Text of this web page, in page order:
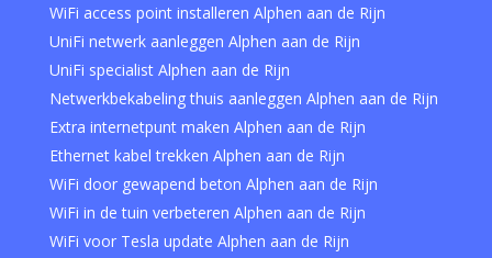
WiFi access point installeren Alphen aan de Rijn
UniFi netwerk aanleggen Alphen aan de Rijn
UniFi specialist Alphen aan de Rijn
Netwerkbekabeling thuis aanleggen Alphen aan de Rijn
Extra internetpunt maken Alphen aan de Rijn
Ethernet kabel trekken Alphen aan de Rijn
WiFi door gewapend beton Alphen aan de Rijn
WiFi in de tuin verbeteren Alphen aan de Rijn
WiFi voor Tesla update Alphen aan de Rijn